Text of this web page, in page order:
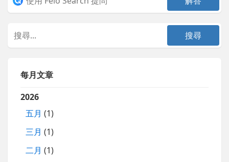
每月文章
2026
五月 (1)
三月 (1)
二月 (1)